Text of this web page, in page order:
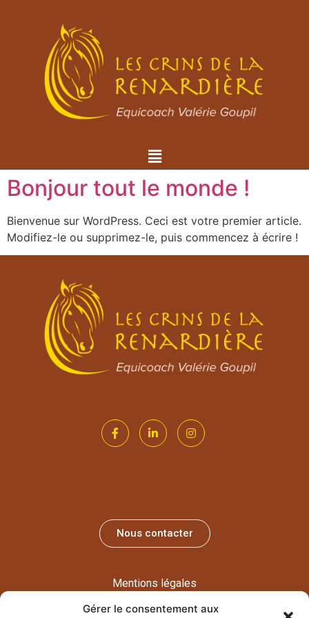
Gérer le consentement aux
Bonjour tout le monde !
Bienvenue sur WordPress. Ceci est votre premier article.
Modifiez-le ou supprimez-le, puis commencez à écrire !
Nous contacter
Mentions légales